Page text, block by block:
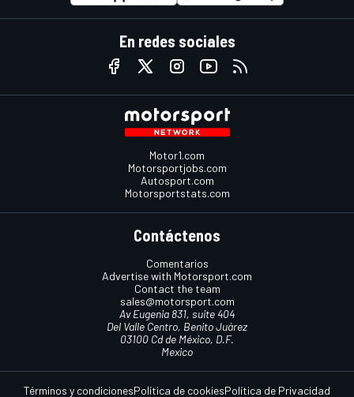
En redes sociales
Motor1.com
Motorsportjobs.com
Autosport.com
Motorsportstats.com
Contáctenos
Comentarios
Advertise with Motorsport.com
Contact the team
sales@motorsport.com
Av Eugenia 831, suite 404
Del Valle Centro, Benito Juárez
03100 Cd de México, D.F.
Mexico
Términos y condicionesPolítica de cookiesPolítica de Privacidad